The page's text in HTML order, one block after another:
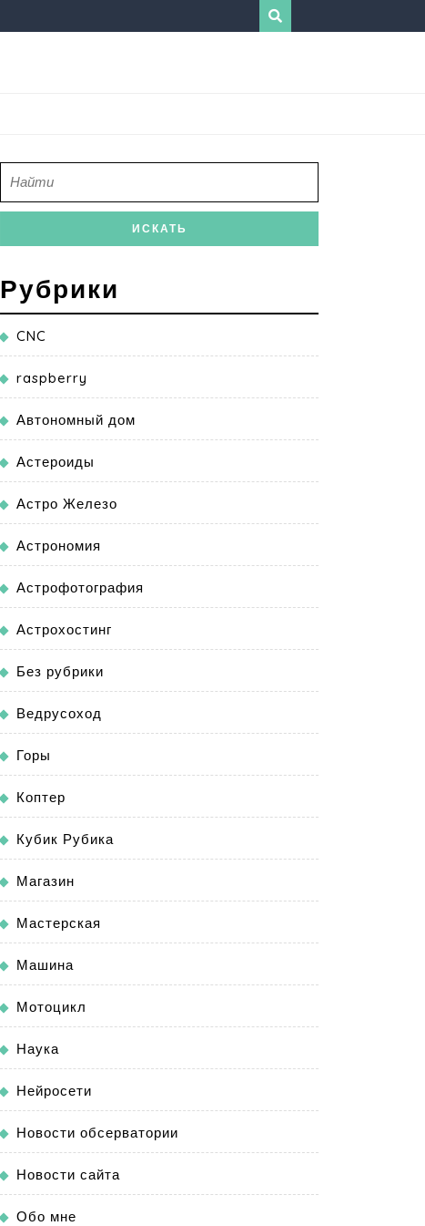
Рубрики
CNC
raspberry
Автономный дом
Астероиды
Астро Железо
Астрономия
Астрофотография
Астрохостинг
Без рубрики
Ведрусоход
Горы
Коптер
Кубик Рубика
Магазин
Мастерская
Машина
Мотоцикл
Наука
Нейросети
Новости обсерватории
Новости сайта
Обо мне